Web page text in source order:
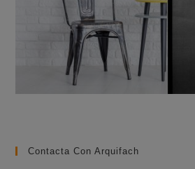
Contacta Con Arquifach